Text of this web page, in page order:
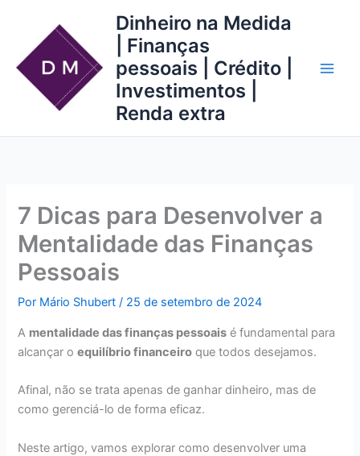
conteúdo
Dinheiro na Medida
| Finanças
pessoais | Crédito |
Investimentos |
Renda extra
7 Dicas para Desenvolver a
Mentalidade das Finanças
Pessoais
Por Mário Shubert/ 25 de setembro de 2024
A mentalidade das finanças pessoais é fundamental para
alcançar oequilíbrio financeiro que todos desejamos.
Afinal, não se trata apenas de ganhar dinheiro, mas de
como gerenciá-lo de forma eficaz.
Neste artigo, vamos explorar como desenvolver uma